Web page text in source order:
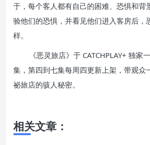
于，每个客人都有自己的困难、恐惧和背
验他们的恐惧，并看见他们进入客房后，
样。
《恶灵旅店》于 CATCHPLAY+ 独家
集，第四到七集每周四更新上架，带观众
祕旅店的骇人秘密。
相关文章：